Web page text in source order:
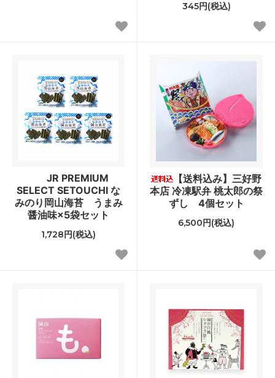
345円(税込)
JR PREMIUM
SELECT SETOUCHI な
みのり岡山海苔 うまみ
醤油味×5袋セット
1,728円(税込)
【送料込み】三好野
本店 冷凍駅弁 桃太郎の祭
ずし 4個セット
6,500円(税込)